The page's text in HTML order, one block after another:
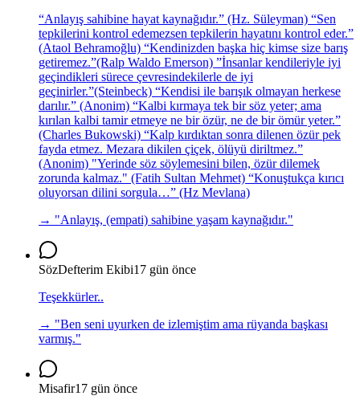
“Anlayış sahibine hayat kaynağıdır.” (Hz. Süleyman) “Sen
tepkilerini kontrol edemezsen tepkilerin hayatını kontrol eder.”
(Ataol Behramoğlu) “Kendinizden başka hiç kimse size barış
getiremez.”(Ralp Waldo Emerson) ”İnsanlar kendileriyle iyi
geçindikleri sürece çevresindekilerle de iyi
geçinirler.”(Steinbeck) “Kendisi ile barışık olmayan herkese
darılır.” (Anonim) “Kalbi kırmaya tek bir söz yeter; ama
kırılan kalbi tamir etmeye ne bir özür, ne de bir ömür yeter.”
(Charles Bukowski) “Kalp kırdıktan sonra dilenen özür pek
fayda etmez. Mezara dikilen çiçek, ölüyü diriltmez.”
(Anonim) "Yerinde söz söylemesini bilen, özür dilemek
zorunda kalmaz." (Fatih Sultan Mehmet) “Konuştukça kırıcı
oluyorsan dilini sorgula…” (Hz Mevlana)
→ "Anlayış, (empati) sahibine yaşam kaynağıdır."
SözDefterim Ekibi17 gün önce
Teşekkürler..
→ "Ben seni uyurken de izlemiştim ama rüyanda başkası
varmış."
Misafir17 gün önce